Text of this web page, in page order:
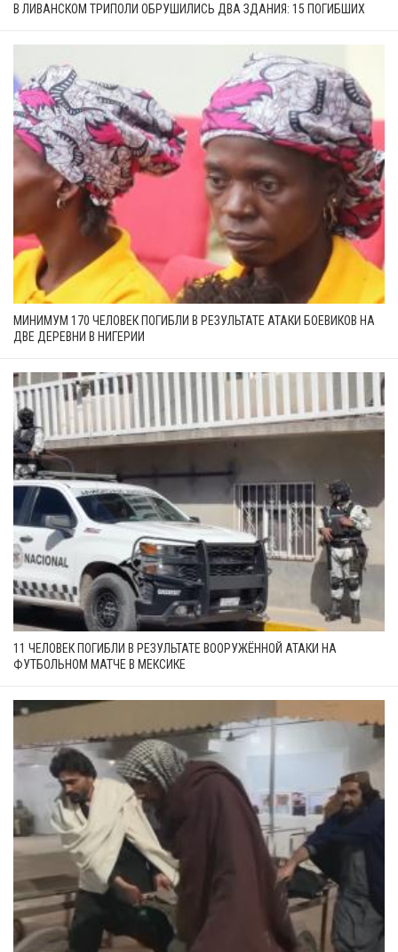
В ЛИВАНСКОМ ТРИПОЛИ ОБРУШИЛИСЬ ДВА ЗДАНИЯ: 15 ПОГИБШИХ
МИНИМУМ 170 ЧЕЛОВЕК ПОГИБЛИ В РЕЗУЛЬТАТЕ АТАКИ БОЕВИКОВ НА
ДВЕ ДЕРЕВНИ В НИГЕРИИ
11 ЧЕЛОВЕК ПОГИБЛИ В РЕЗУЛЬТАТЕ ВООРУЖЁННОЙ АТАКИ НА
ФУТБОЛЬНОМ МАТЧЕ В МЕКСИКЕ